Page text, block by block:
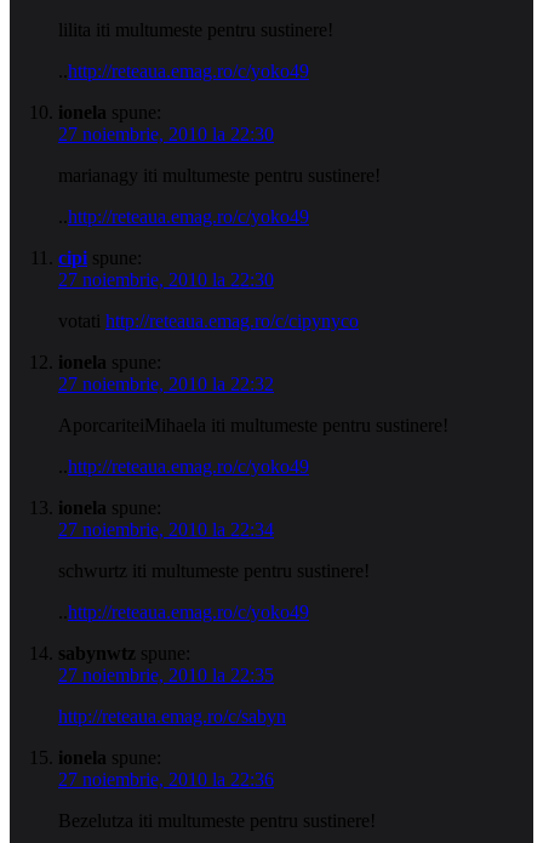
lilita iti multumeste pentru sustinere!
http://reteaua.emag.ro/c/yoko49
ionela spune:
27 noiembrie, 2010 la 22:30
marianagy iti multumeste pentru sustinere!
http://reteaua.emag.ro/c/yoko49
cipi spune:
27 noiembrie, 2010 la 22:30
votati http://reteaua.emag.ro/c/cipynyco
ionela spune:
27 noiembrie, 2010 la 22:32
AporcariteiMihaela iti multumeste pentru sustinere!
http://reteaua.emag.ro/c/yoko49
ionela spune:
27 noiembrie, 2010 la 22:34
schwurtz iti multumeste pentru sustinere!
http://reteaua.emag.ro/c/yoko49
sabynwtz spune:
27 noiembrie, 2010 la 22:35
http://reteaua.emag.ro/c/sabyn
ionela spune:
27 noiembrie, 2010 la 22:36
Bezelutza iti multumeste pentru sustinere!